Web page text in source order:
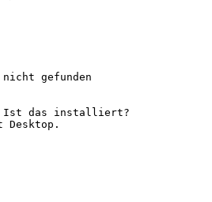
gefunden
Ist das installiert?